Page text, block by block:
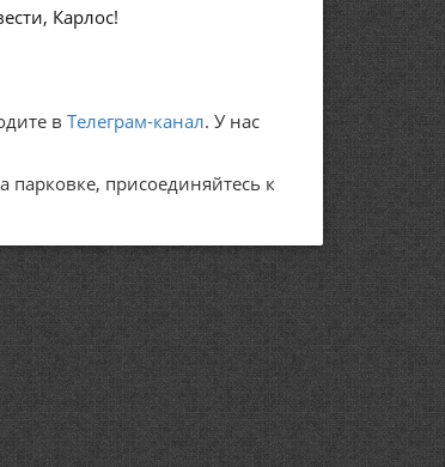
Карлос!
в Телеграм-канал. У нас
парковке, присоединяйтесь к